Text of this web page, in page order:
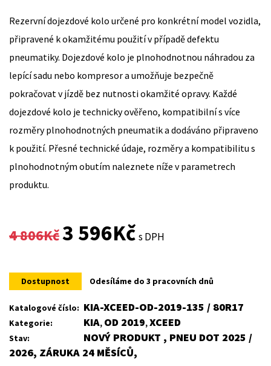
Rezervní dojezdové kolo určené pro konkrétní model vozidla,
připravené k okamžitému použití v případě defektu
pneumatiky. Dojezdové kolo je plnohodnotnou náhradou za
lepící sadu nebo kompresor a umožňuje bezpečně
pokračovat v jízdě bez nutnosti okamžité opravy. Každé
dojezdové kolo je technicky ověřeno, kompatibilní s více
rozměry plnohodnotných pneumatik a dodáváno připraveno
k použití. Přesné technické údaje, rozměry a kompatibilitu s
plnohodnotným obutím naleznete níže v parametrech
produktu.
4 806Kč
Original
was:
4
806Kč.
3 596KčCurrent
is:
3
596Kč.
s DPH
Dostupnost Odesíláme do 3 pracovních dnů
Katalogové číslo: KIA-XCEED-OD-2019-135 / 80R17
Kategorie: KIA, OD 2019,XCEED
Stav:
NOVÝ PRODUKT , PNEU DOT 2025 /
2026, ZÁRUKA 24 MĚSÍCŮ,